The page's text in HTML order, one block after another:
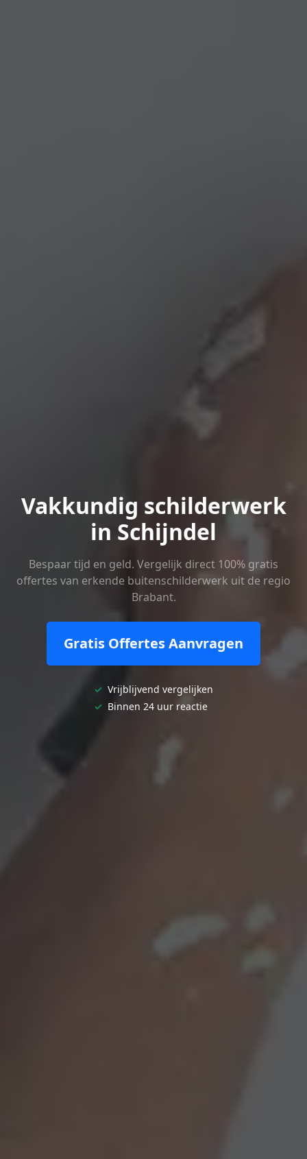
Vakkundig schilderwerk
in Schijndel
Bespaar tijd en geld. Vergelijk direct 100% gratis
offertes van erkende buitenschilderwerk uit de regio
Brabant.
Gratis Offertes Aanvragen
✓ Vrijblijvend vergelijken
✓ Binnen 24 uur reactie